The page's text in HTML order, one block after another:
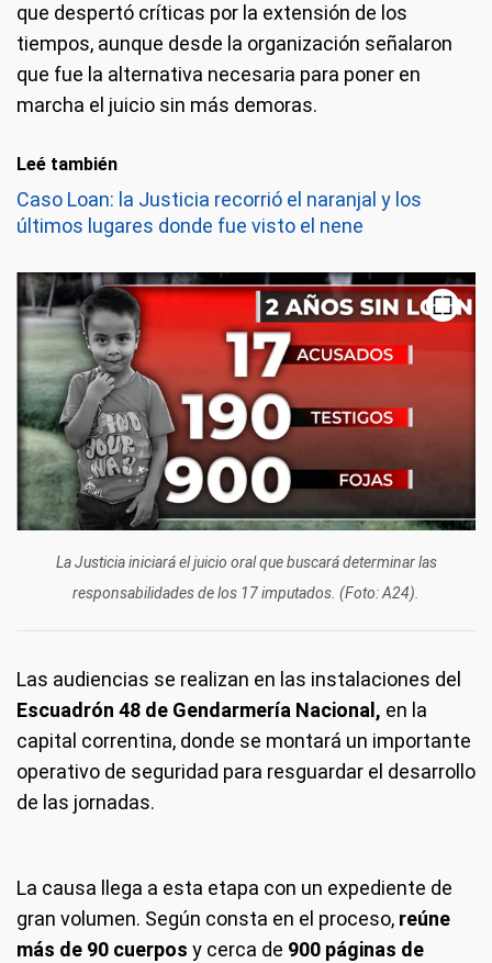
que despertó críticas por la extensión de los
tiempos, aunque desde la organización señalaron
que fue la alternativa necesaria para poner en
marcha el juicio sin más demoras.
Leé también
Caso Loan: la Justicia recorrió el naranjal y los
últimos lugares donde fue visto el nene
La Justicia iniciará el juicio oral que buscará determinar las
responsabilidades de los 17 imputados. (Foto: A24).
Las audiencias se realizan en las instalaciones del
Escuadrón 48 de Gendarmería Nacional, en la
capital correntina, donde se montará un importante
operativo de seguridad para resguardar el desarrollo
de las jornadas.
La causa llega a esta etapa con un expediente de
gran volumen. Según consta en el proceso, reúne
más de 90 cuerpos y cerca de 900 páginas de